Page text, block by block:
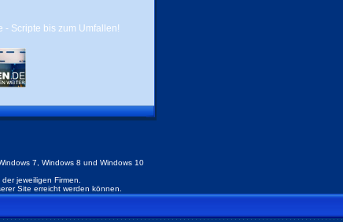
7, Windows 8 und Windows 10
jeweiligen Firmen.
Site erreicht werden können.